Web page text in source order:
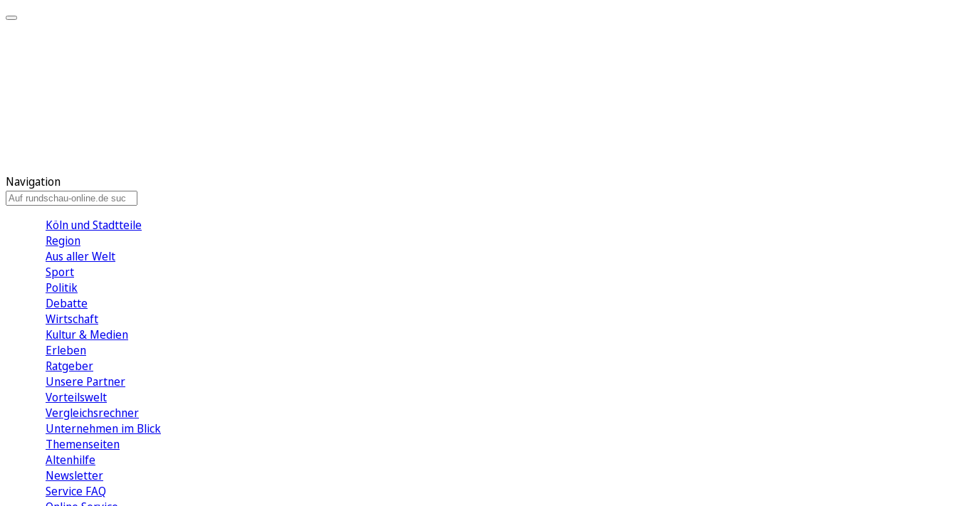
Navigation
Köln und Stadtteile
Region
Aus aller Welt
Sport
Politik
Debatte
Wirtschaft
Kultur & Medien
Erleben
Ratgeber
Unsere Partner
Vorteilswelt
Vergleichsrechner
Unternehmen im Blick
Themenseiten
Altenhilfe
Newsletter
Service FAQ